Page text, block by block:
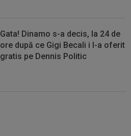
Gata! Dinamo s-a decis, la 24 de
ore după ce Gigi Becali i l-a oferit
gratis pe Dennis Politic